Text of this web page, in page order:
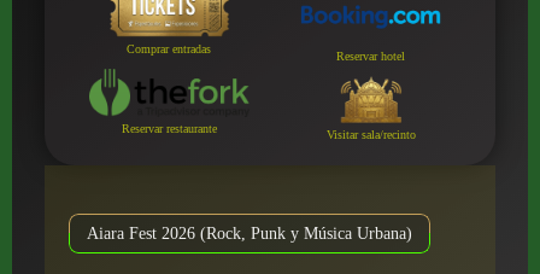
Comprar entradas
Reservar hotel
Reservar restaurante Visitar sala/recinto
Aiara Fest 2026 (Rock, Punk y Música Urbana)